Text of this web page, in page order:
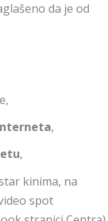
da je od
,
,
kinima, na
spot